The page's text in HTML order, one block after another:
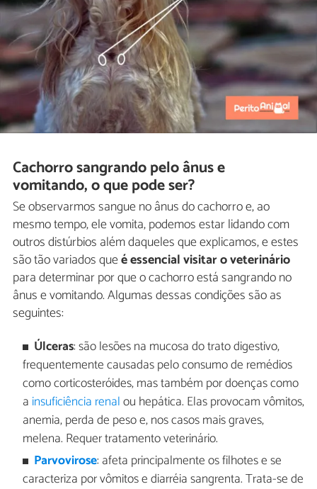
Cachorro sangrando pelo ânus e
vomitando, o que pode ser?
Se observarmos sangue no ânus do cachorro e, ao
mesmo tempo, ele vomita, podemos estar lidando com
outros distúrbios além daqueles que explicamos, e estes
são tão variados queé essencial visitar o veterinário
para determinar por que o cachorro está sangrando no
ânus e vomitando. Algumas dessas condições são as
seguintes:
Úlceras: são lesões na mucosa do trato digestivo,
frequentemente causadas pelo consumo de remédios
como corticosteróides, mas também por doenças como
a insuficiência renalou hepática. Elas provocam vômitos,
anemia, perda de peso e, nos casos mais graves,
melena. Requer tratamento veterinário.
Parvovirose: afeta principalmente os filhotes e se
caracteriza por vômitos e diarréia sangrenta. Trata-se de